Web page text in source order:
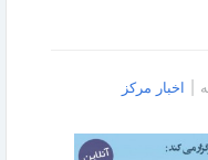
اخبار مرکز